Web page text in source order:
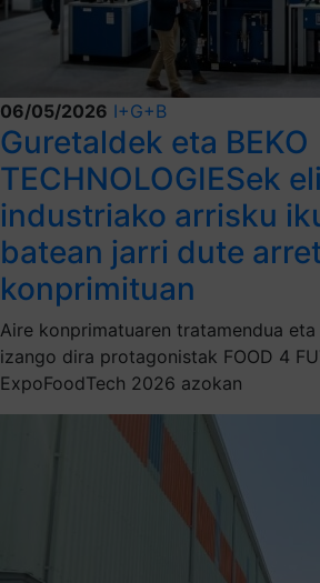
06/05/2026 I+G+B
Guretaldek eta BEKO
TECHNOLOGIESek
industriako arrisku
batean jarri dute
konprimituan
Aire konprimatuaren tratamendua
izango dira protagonistak FOOD 4
ExpoFoodTech 2026 azokan